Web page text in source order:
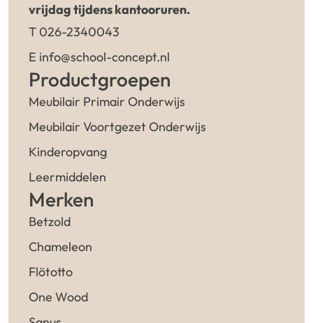
vrijdag tijdens kantooruren.
T 026-2340043
E info@school-concept.nl
Productgroepen
Meubilair Primair Onderwijs
Meubilair Voortgezet Onderwijs
Kinderopvang
Leermiddelen
Merken
Betzold
Chameleon
Flötotto
One Wood